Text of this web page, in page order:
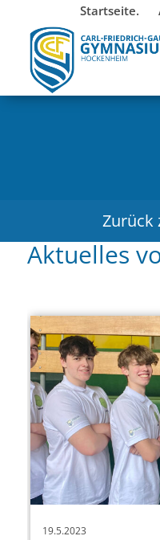
Startseite.
Zurück
Aktuelles
19.5.2023